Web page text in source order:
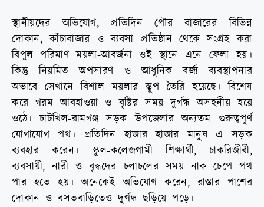
স্থানীয়দের অভিযোগ, প্রতিদিন পৌর বাজারের বিভিন্ন
দোকান, কাঁচাবাজার ও ব্যবসা প্রতিষ্ঠান থেকে সংগ্রহ করা
বিপুল পরিমাণ ময়লা-আবর্জনা ওই স্থানে এনে ফেলা হয়।
কিন্তু নিয়মিত অপসারণ ও আধুনিক বর্জ্য ব্যবস্থাপনার
অভাবে সেখানে বিশাল ময়লার স্তূপ তৈরি হয়েছে। বিশেষ
করে গরম আবহাওয়া ও বৃষ্টির সময় দুর্গন্ধ অসহনীয় হয়ে
ওঠে। চাটখিল-রামগঞ্জ সড়ক উপজেলার অন্যতম গুরুত্বপূর্ণ
যোগাযোগ পথ। প্রতিদিন হাজার হাজার মানুষ এ সড়ক
ব্যবহার করেন। স্কুল-কলেজগামী শিক্ষার্থী, চাকরিজীবী,
ব্যবসায়ী, নারী ও বৃদ্ধদের চলাচলের সময় নাক চেপে পথ
পার হতে হয়। অনেকেই অভিযোগ করেন, রাস্তার পাশের
দোকান ও বসতবাড়িতেও দুর্গন্ধ ছড়িয়ে পড়ে।